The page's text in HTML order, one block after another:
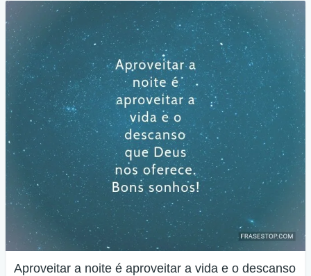
Aproveitar a noite é aproveitar a vida e o descanso